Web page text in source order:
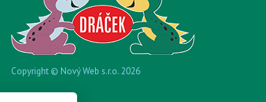
Copyright © Nový Web s.r.o. 2026